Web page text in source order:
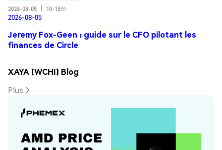
2026-08-05
10-15m
2026-08-05
Jeremy Fox-Geen : guide sur le CFO pilotant les
finances de Circle
XAYA (WCHI) Blog
Plus